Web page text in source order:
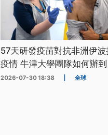
57天研發疫苗對抗非洲伊
疫情 牛津大學團隊如何辦
2026-07-30 18:38 全球